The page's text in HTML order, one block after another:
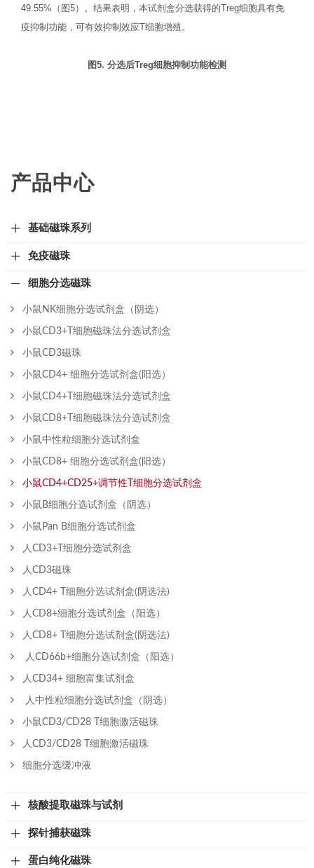
49.55% （图5）。结果表明，本试剂盒分选获得的Treg细胞具有免
疫抑制功能，可有效抑制效应T细胞增殖。
图5. 分选后Treg细胞抑制功能检测
产品中心
基础磁珠系列
免疫磁珠
细胞分选磁珠
小鼠NK细胞分选试剂盒（阴选）
小鼠CD3+T细胞磁珠法分选试剂盒
小鼠CD3磁珠
小鼠CD4+ 细胞分选试剂盒(阳选）
小鼠CD4+T细胞磁珠法分选试剂盒
小鼠CD8+T细胞磁珠法分选试剂盒
小鼠中性粒细胞分选试剂盒
小鼠CD8+ 细胞分选试剂盒(阳选）
小鼠CD4+CD25+调节性T细胞分选试剂盒
小鼠B细胞分选试剂盒（阴选）
小鼠Pan B细胞分选试剂盒
人CD3+T细胞分选试剂盒
人CD3磁珠
人CD4+ T细胞分选试剂盒(阴选法)
人CD8+细胞分选试剂盒（阳选）
人CD8+ T细胞分选试剂盒(阴选法)
人CD66b+细胞分选试剂盒（阳选）
人CD34+ 细胞富集试剂盒
人中性粒细胞分选试剂盒（阴选）
小鼠CD3/CD28 T细胞激活磁珠
人CD3/CD28 T细胞激活磁珠
细胞分选缓冲液
核酸提取磁珠与试剂
探针捕获磁珠
蛋白纯化磁珠